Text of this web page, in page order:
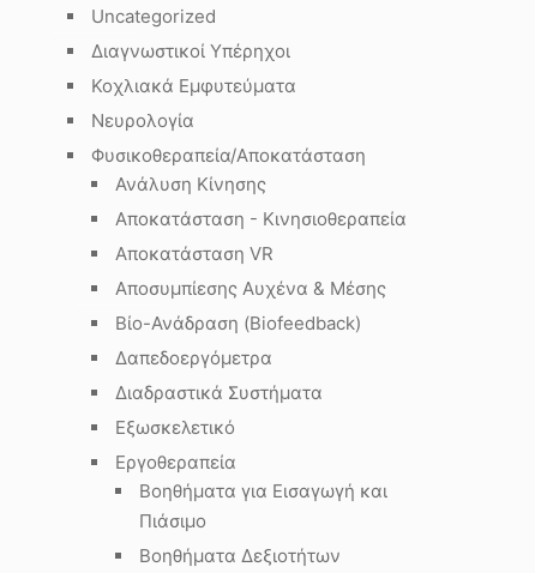
Uncategorized
Διαγνωστικοί Υπέρηχοι
Κοχλιακά Εμφυτεύματα
Νευρολογία
Φυσικοθεραπεία/Αποκατάσταση
Ανάλυση Κίνησης
Αποκατάσταση - Κινησιοθεραπεία
Αποκατάσταση VR
Αποσυμπίεσης Αυχένα & Μέσης
Βίο-Ανάδραση (Biofeedback)
Δαπεδοεργόμετρα
Διαδραστικά Συστήματα
Εξωσκελετικό
Εργοθεραπεία
Βοηθήματα για Εισαγωγή και
Πιάσιμο
Βοηθήματα Δεξιοτήτων